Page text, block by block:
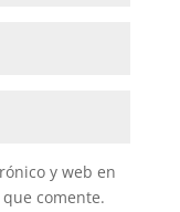
y web en
comente.